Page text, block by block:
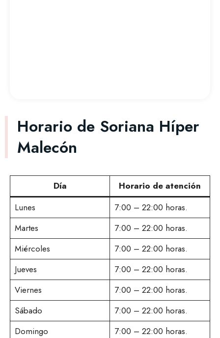
Horario de Soriana Híper
Malecón
Día
Horario de atención
Lunes
7:00 – 22:00 horas.
Martes
7:00 – 22:00 horas.
Miércoles
7:00 – 22:00 horas.
Jueves
7:00 – 22:00 horas.
Viernes
7:00 – 22:00 horas.
Sábado
7:00 – 22:00 horas.
Domingo
7:00 – 22:00 horas.